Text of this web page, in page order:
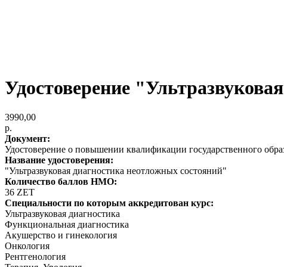
Удостоверение
3990,00
р.
Документ:
Удостоверение о повышении квалификации государственного
Название удостоверения:
"Ультразвуковая диагностика неотложных состояний"
Количество баллов НМО:
36 ZET
Специальности по которым аккредитован курс:
Ультразвуковая диагностика
Функциональная диагностика
Акушерство и гинекология
Онкология
Рентгенология